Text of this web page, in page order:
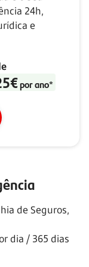
24h,
e
por ano*
de Seguros,
dia / 365 dias